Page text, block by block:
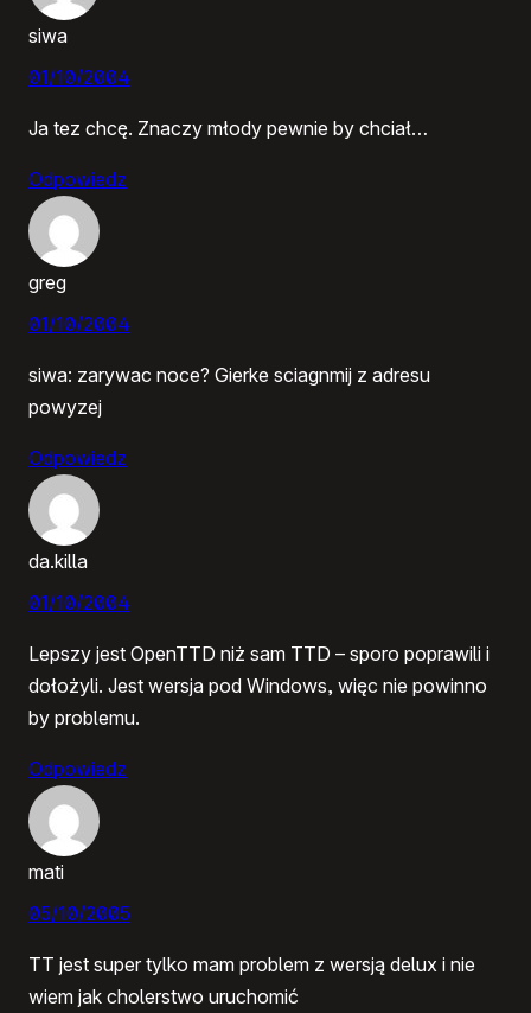
siwa
01/10/2004
Ja tez chcę. Znaczy młody pewnie by chciał…
Odpowiedz
greg
01/10/2004
siwa: zarywac noce? Gierke sciagnmij z adresu
powyzej
Odpowiedz
da.killa
01/10/2004
Lepszy jest OpenTTD niż sam TTD – sporo poprawili i
dołożyli. Jest wersja pod Windows, więc nie powinno
by problemu.
Odpowiedz
mati
05/10/2005
TT jest super tylko mam problem z wersją delux i nie
wiem jak cholerstwo uruchomić